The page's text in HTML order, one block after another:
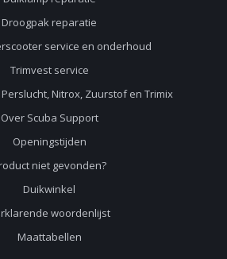
Droogpak reparatie
service en onderhoud
Trimvest service
Nitrox, Zuurstof en Trimix
Over Scuba Support
Openingstijden
niet gevonden?
Duikwinkel
woordenlijst
Maattabellen